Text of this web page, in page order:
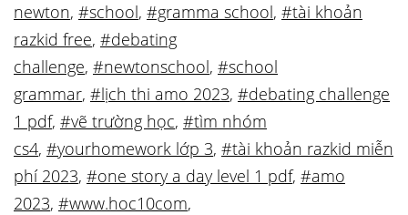
newton, #school, #gramma school, #tài khoản
razkid free, #debating
challenge, #newtonschool, #school
grammar, #lịch thi amo 2023, #debating challenge
1 pdf, #vẽ trường học, #tìm nhóm
cs4, #yourhomework lớp 3, #tài khoản razkid miễn
phí 2023, #one story a day level 1 pdf, #amo
2023, #www.hoc10com,